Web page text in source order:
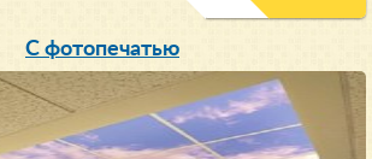
С фотопечатью